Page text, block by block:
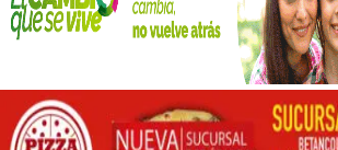
GOBIERNO
MUNICIPIOS CON